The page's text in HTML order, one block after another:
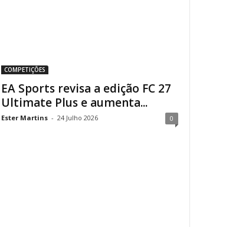
COMPETIÇÕES
EA Sports revisa a edição FC 27
Ultimate Plus e aumenta...
Ester Martins - 24 Julho 2026 0